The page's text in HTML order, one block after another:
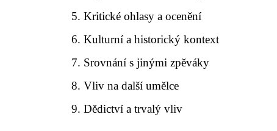
Kritické ohlasy a ocenění
Kulturní a historický kontext
Srovnání s jinými zpěváky
Vliv na další umělce
Dědictví a trvalý vliv